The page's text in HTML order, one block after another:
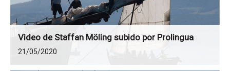
Video de Staffan Möling subido por Prolingua
21/05/2020